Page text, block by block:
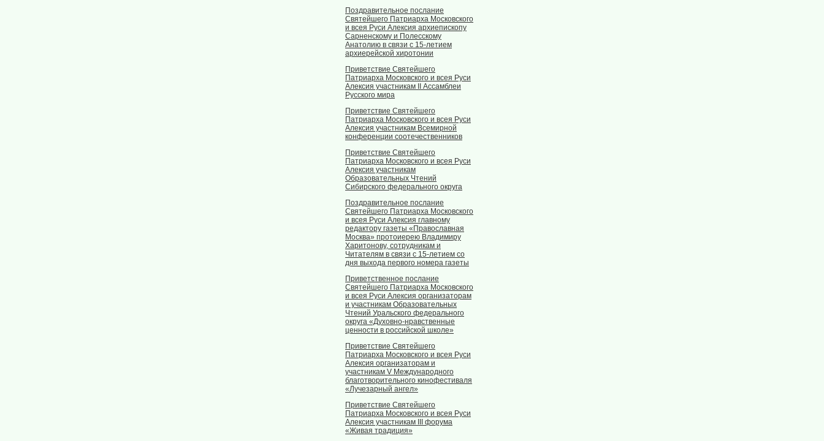
Поздравительное послание
Святейшего Патриарха Московского
и всея Руси Алексия архиепископу
Сарненскому и Полесскому
Анатолию в связи с 15-летием
архиерейской хиротонии
Приветствие Святейшего
Патриарха Московского и всея Руси
Алексия участникам II Ассамблеи
Русского мира
Приветствие Святейшего
Патриарха Московского и всея Руси
Алексия участникам Всемирной
конференции соотечественников
Приветствие Святейшего
Патриарха Московского и всея Руси
Алексия участникам
Образовательных Чтений
Сибирского федерального округа
Поздравительное послание
Святейшего Патриарха Московского
и всея Руси Алексия главному
редактору газеты «Православная
Москва» протоиерею Владимиру
Харитонову, сотрудникам и
Читателям в связи с 15-летием со
дня выхода первого номера газеты
Приветственное послание
Святейшего Патриарха Московского
и всея Руси Алексия организаторам
и участникам Образовательных
Чтений Уральского федерального
округа «Духовно-нравственные
ценности в российской школе»
Приветствие Святейшего
Патриарха Московского и всея Руси
Алексия организаторам и
участникам V Международного
благотворительного кинофестиваля
«Лучезарный ангел»
Приветствие Святейшего
Патриарха Московского и всея Руси
Алексия участникам III форума
«Живая традиция»